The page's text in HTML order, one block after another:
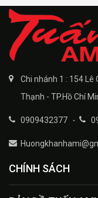
Chi nhánh 1 : 154
Thạnh - TP.Hồ Chí
0909432377 -
CHÍNH SÁCH